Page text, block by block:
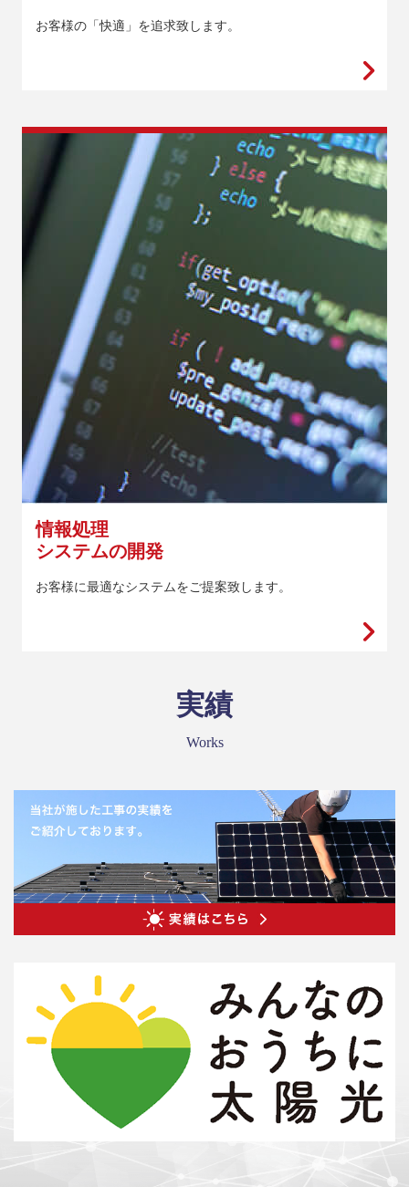
お客様の「快適」を追求致します。
情報処理
システムの開発
お客様に最適なシステムをご提案致します。
実績
Works